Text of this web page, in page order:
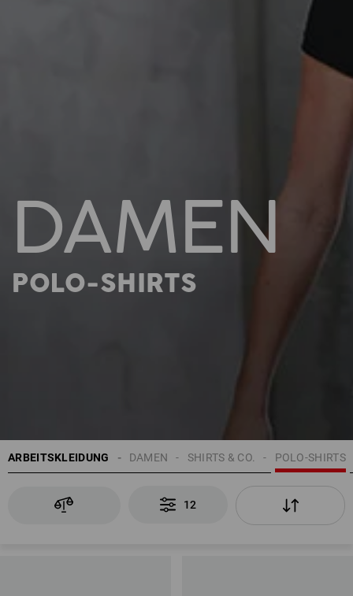
DAMEN
POLO-SHIRTS
ARBEITSKLEIDUNG POLO-SHIRTS
SHIRTS & CO.
DAMEN
12